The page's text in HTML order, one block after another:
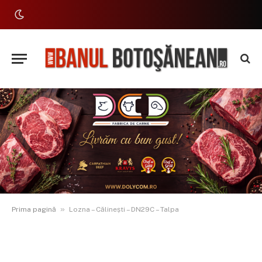
Prima pagină » Lozna – Călinești – DN29C – Talpa